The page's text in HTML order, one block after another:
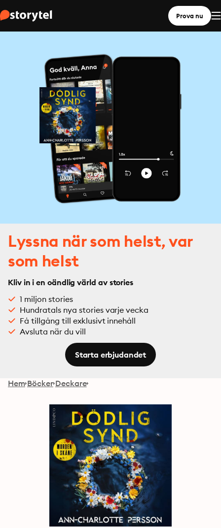
Prova nu
Lyssna när som helst, var
som helst
Kliv in i en oändlig värld av stories
1 miljon stories
Hundratals nya stories varje vecka
Få tillgång till exklusivt innehåll
Avsluta när du vill
Starta erbjudandet
Hem Böcker Deckare